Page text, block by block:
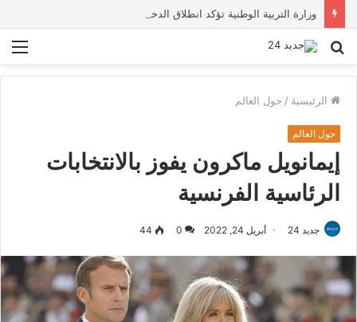
بحث
الرئيسية / حول العالم
حول العالم
إيمانويل ماكرون يفوز بالانتخابات
الرئاسية الفرنسية
جديد 24 أبريل 24, 2022 0
44